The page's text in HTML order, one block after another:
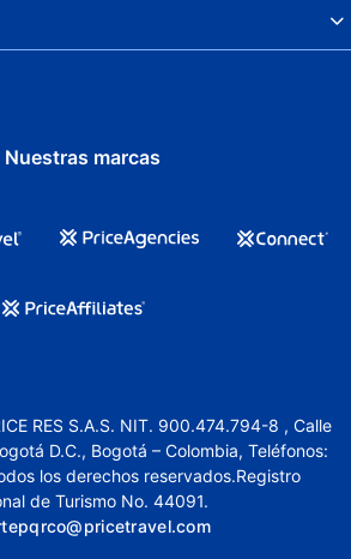
Nuestras marcas
RES S.A.S. NIT. 900.474.794-8 , Calle
D.C., Bogotá – Colombia, Teléfonos:
los derechos reservados.Registro
de Turismo No. 44091.